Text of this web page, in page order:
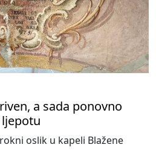
a sada ponovno
oslik u kapeli Blažene